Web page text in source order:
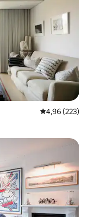
Gemiddelde
4,96 (223)